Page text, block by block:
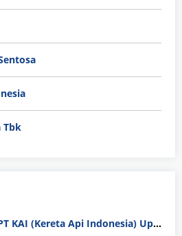
Tbk
Gaji Karyawan PT KAI (Kereta Api Indonesia) Update 2025